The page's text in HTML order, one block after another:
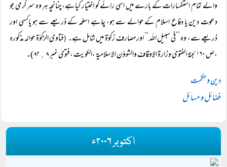
والے تمام استفسارات کے بارے میں اسی رائے کو اختیار کیاہے، چنانچہ ہر وہ سرگرمی جو
دعوت دین یا دفاع اسلام کے حوالے سے ہو، چاہے اسلحہ کے ذریعے سے ہو یاکسی اور
ذریعے سے، وہ ’’فی سبیل اللہ ‘‘ اور مصارف زکوٰۃ میں شامل ہے۔ (فتاویٰ الزکوٰۃ حوالہ مذکورہ
،ص ۱۶۰ لجنۃ الفتویٰ وزارۃ الاوقاف والشوؤن الاسلامیۃ ،الکویت ،فتویٰ نمبر ۸؍ ۸۲)۔
دین و حکمت
فضائل و مسائل
اکتوبر ۲۰۰۶ء